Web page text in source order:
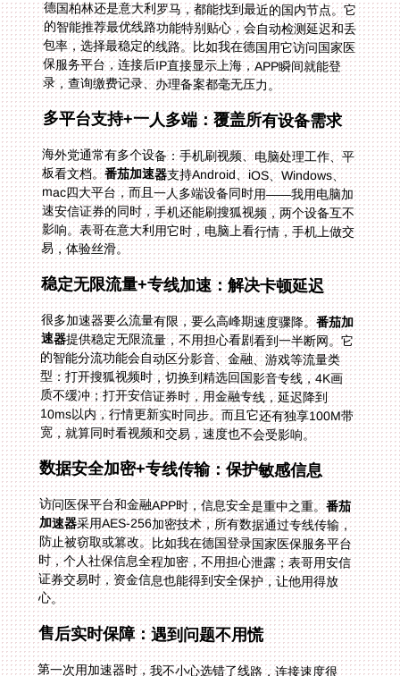
录，查询缴费记录、办理备案都毫无压力。
多平台支持+一人多端：覆盖所有设备需求
海外党通常有多个设备：手机刷视频、电脑处理工作、平
板看文档。番茄加速器支持Android、iOS、Windows、
mac四大平台，而且一人多端设备同时用——我用电脑加
速安信证券的同时，手机还能刷搜狐视频，两个设备互不
影响。表哥在意大利用它时，电脑上看行情，手机上做交
易，体验丝滑。
稳定无限流量+专线加速：解决卡顿延迟
很多加速器要么流量有限，要么高峰期速度骤降。番茄加
速器提供稳定无限流量，不用担心看剧看到一半断网。它
的智能分流功能会自动区分影音、金融、游戏等流量类
型：打开搜狐视频时，切换到精选回国影音专线，4K画
质不缓冲；打开安信证券时，用金融专线，延迟降到
10ms以内，行情更新实时同步。而且它还有独享100M带
宽，就算同时看视频和交易，速度也不会受影响。
数据安全加密+专线传输：保护敏感信息
访问医保平台和金融APP时，信息安全是重中之重。番茄
加速器采用AES-256加密技术，所有数据通过专线传输，
防止被窃取或篡改。比如我在德国登录国家医保服务平台
时，个人社保信息全程加密，不用担心泄露；表哥用安信
证券交易时，资金信息也能得到安全保护，让他用得放
心。
售后实时保障：遇到问题不用慌
第一次用加速器时，我不小心选错了线路，连接速度很